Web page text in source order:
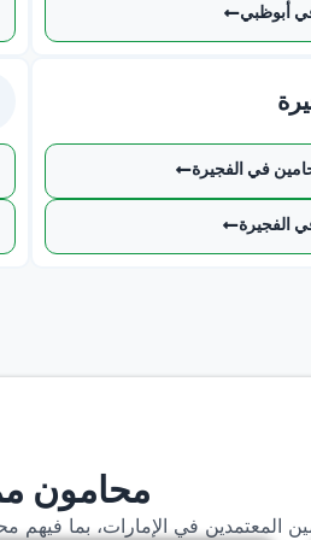
أبوظبي
في الفجيرة
الفجيرة
محامون
المعتمدين في الإمارات، بما فيهم